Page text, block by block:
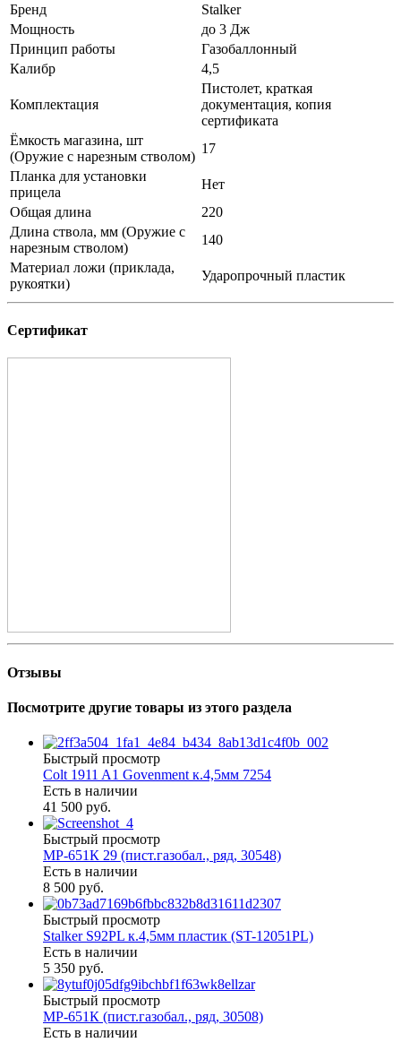
Бренд
Stalker
Мощность
до 3 Дж
Принцип работы
Газобаллонный
Калибр
4,5
Комплектация
Пистолет, краткая
документация, копия
сертификата
Ёмкость магазина, шт
(Оружие с нарезным стволом)
17
Планка для установки
прицела
Нет
Общая длина
220
Длина ствола, мм (Оружие с
нарезным стволом)
140
Материал ложи (приклада,
рукоятки)
Ударопрочный пластик
Сертификат
Отзывы
Посмотрите другие товары из этого раздела
Быстрый просмотр
Colt 1911 A1 Govenment к.4,5мм 7254
Есть в наличии
41 500 руб.
Быстрый просмотр
МР-651К 29 (пист.газобал., ряд, 30548)
Есть в наличии
8 500 руб.
Быстрый просмотр
Stalker S92PL к.4,5мм пластик (ST-12051PL)
Есть в наличии
5 350 руб.
Быстрый просмотр
МР-651К (пист.газобал., ряд, 30508)
Есть в наличии